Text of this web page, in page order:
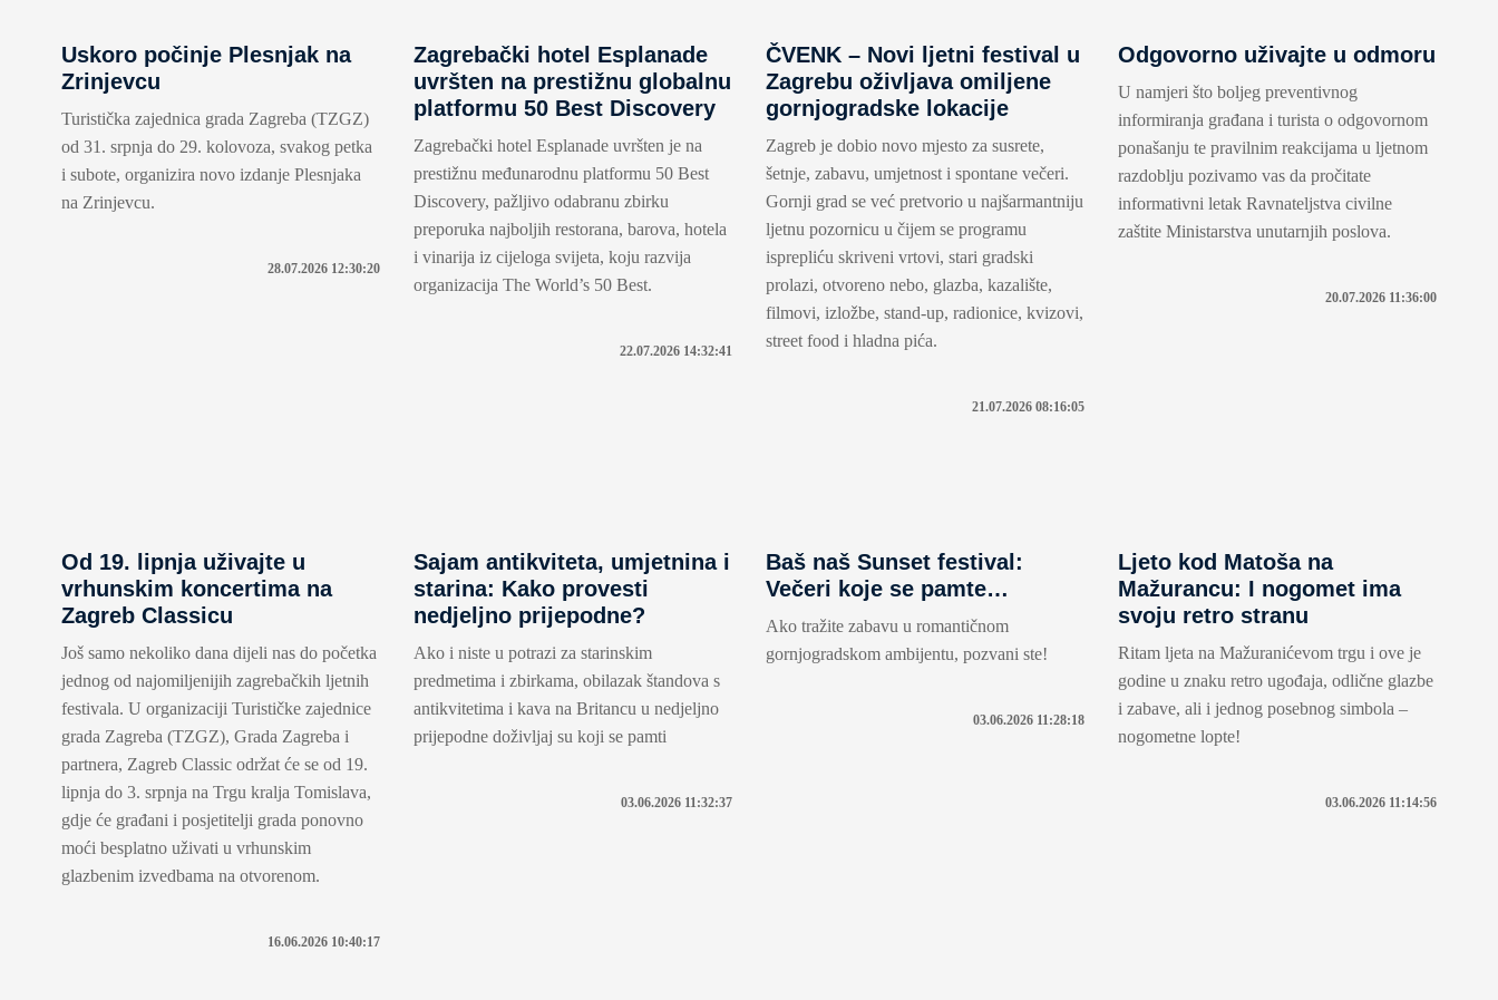
Uskoro počinje Plesnjak na
Zrinjevcu
Turistička zajednica grada Zagreba (TZGZ)
od 31. srpnja do 29. kolovoza, svakog petka
i subote, organizira novo izdanje Plesnjaka
na Zrinjevcu.
28.07.2026 12:30:20
Zagrebački hotel Esplanade
uvršten na prestižnu globalnu
platformu 50 Best Discovery
Zagrebački hotel Esplanade uvršten je na
prestižnu međunarodnu platformu 50 Best
Discovery, pažljivo odabranu zbirku
preporuka najboljih restorana, barova, hotela
i vinarija iz cijeloga svijeta, koju razvija
organizacija The World’s 50 Best.
22.07.2026 14:32:41
ČVENK – Novi ljetni festival u
Zagrebu oživljava omiljene
gornjogradske lokacije
Zagreb je dobio novo mjesto za susrete,
šetnje, zabavu, umjetnost i spontane večeri.
Gornji grad se već pretvorio u najšarmantniju
ljetnu pozornicu u čijem se programu
isprepliću skriveni vrtovi, stari gradski
prolazi, otvoreno nebo, glazba, kazalište,
filmovi, izložbe, stand-up, radionice, kvizovi,
street food i hladna pića.
21.07.2026 08:16:05
Odgovorno uživajte u odmoru
U namjeri što boljeg preventivnog
informiranja građana i turista o odgovornom
ponašanju te pravilnim reakcijama u ljetnom
razdoblju pozivamo vas da pročitate
informativni letak Ravnateljstva civilne
zaštite Ministarstva unutarnjih poslova.
20.07.2026 11:36:00
Od 19. lipnja uživajte u
vrhunskim koncertima na
Zagreb Classicu
Još samo nekoliko dana dijeli nas do početka
jednog od najomiljenijih zagrebačkih ljetnih
festivala. U organizaciji Turističke zajednice
grada Zagreba (TZGZ), Grada Zagreba i
partnera, Zagreb Classic održat će se od 19.
lipnja do 3. srpnja na Trgu kralja Tomislava,
gdje će građani i posjetitelji grada ponovno
moći besplatno uživati u vrhunskim
glazbenim izvedbama na otvorenom.
16.06.2026 10:40:17
Sajam antikviteta, umjetnina i
starina: Kako provesti
nedjeljno prijepodne?
Ako i niste u potrazi za starinskim
predmetima i zbirkama, obilazak štandova s
antikvitetima i kava na Britancu u nedjeljno
prijepodne doživljaj su koji se pamti
03.06.2026 11:32:37
Baš naš Sunset festival:
Večeri koje se pamte…
Ako tražite zabavu u romantičnom
gornjogradskom ambijentu, pozvani ste!
03.06.2026 11:28:18
Ljeto kod Matoša na
Mažurancu: I nogomet ima
svoju retro stranu
Ritam ljeta na Mažuranićevom trgu i ove je
godine u znaku retro ugođaja, odlične glazbe
i zabave, ali i jednog posebnog simbola –
nogometne lopte!
03.06.2026 11:14:56